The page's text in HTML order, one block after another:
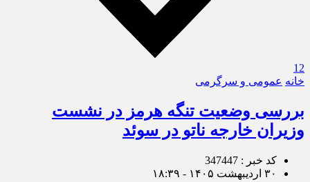
12
خانه عمومی و سرگرمی
بررسی وضعیت تنگه هرمز در نشست
وزیران خارجه ناتو در سوئد
کد خبر : 347447
۳۰ اردیبهشت ۱۴۰۵ - ۱۸:۳۹